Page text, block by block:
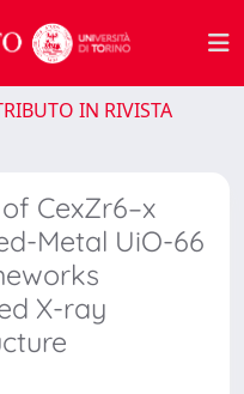
IN RIVISTA
CexZr6–x
Metal UiO-66
X-ray